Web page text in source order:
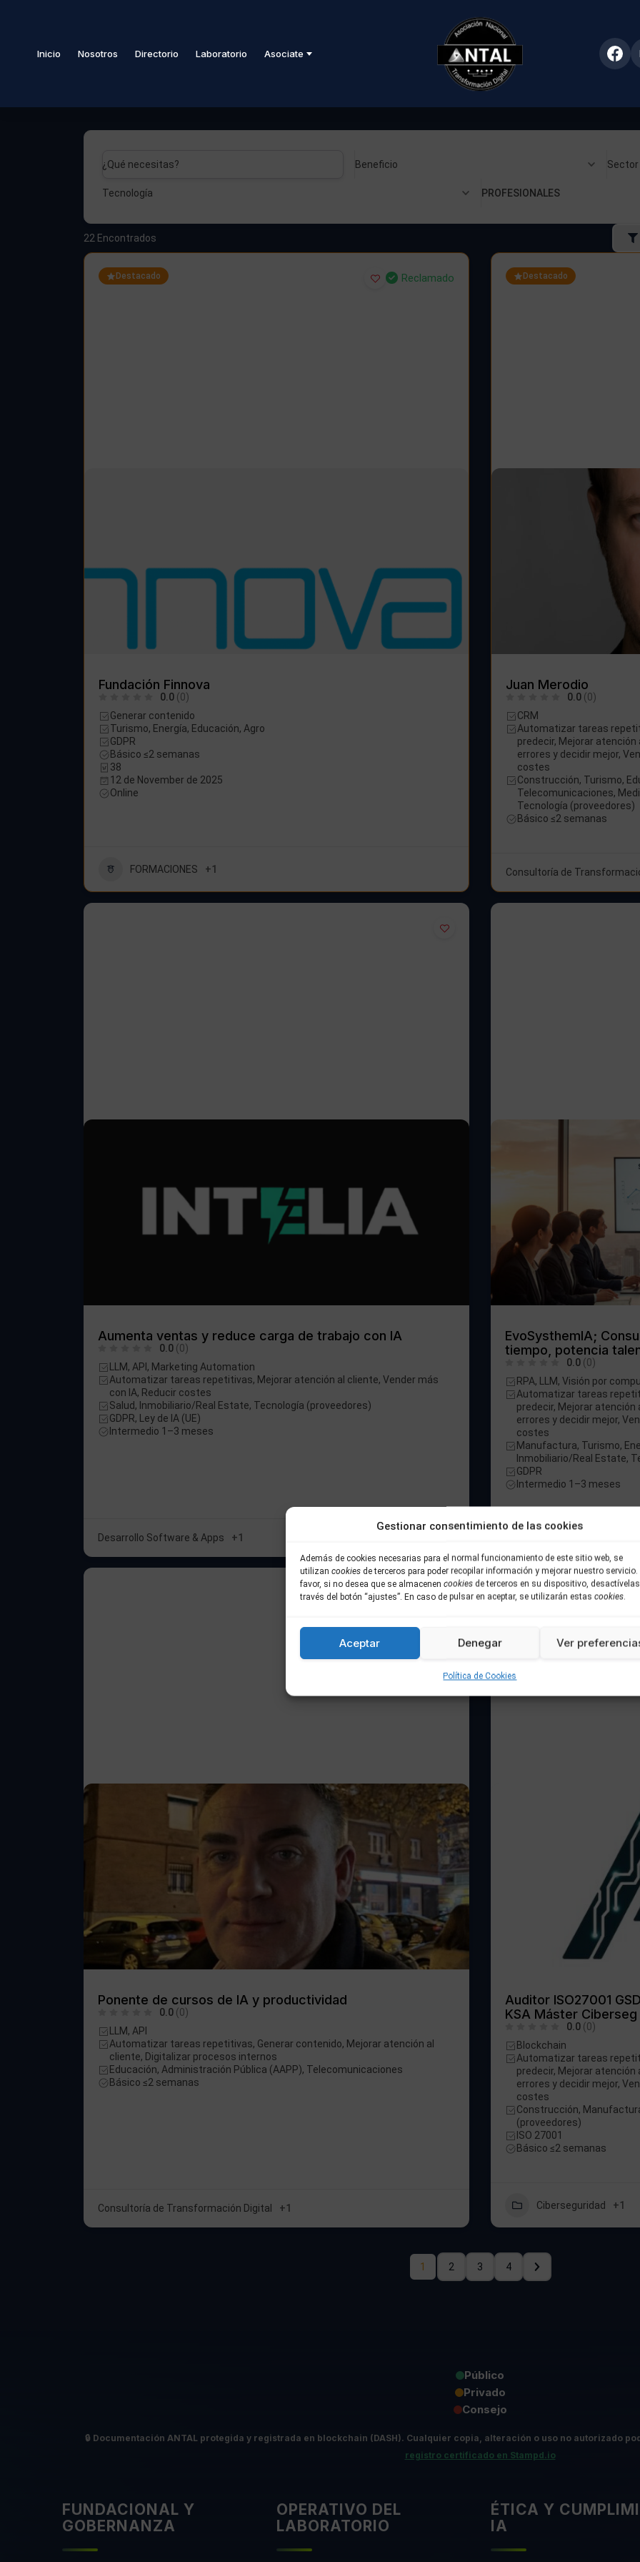
Gestionar consentimiento de las cookies
Además de cookies necesarias para el normal funcionamiento de este sitio web, se
utilizan cookies de terceros para poder recopilar información y mejorar nuestro servicio.
favor, si no desea que se almacenen cookies de terceros en su dispositivo,
través del botón “ajustes”. En caso de pulsar en aceptar, se utilizarán estas cookies.
Aceptar Denegar Ver
Política de Cookies
Inicio Nosotros Directorio Laboratorio Asociate
¿Qué necesitas? Beneficio Sector
Tecnología PROFESIONALES
22 Encontrados
Destacado Reclamado
Fundación Finnova
0.0 (0)
Generar contenido
Turismo, Energía, Educación, Agro
GDPR
Básico ≤2 semanas
38
12 de November de 2025
Online
FORMACIONES +1
Destacado
Juan Merodio
0.0 (0)
CRM
Automatizar tareas
predecir, Mejorar
errores y decidir mejor,
costes
Construcción, Turismo,
Telecomunicaciones,
Tecnología (proveedores)
Básico ≤2 semanas
Consultoría de
Aumenta ventas y reduce carga de trabajo con IA
0.0 (0)
LLM, API, Marketing Automation
Automatizar tareas repetitivas, Mejorar atención al cliente, Vender más
con IA, Reducir costes
Salud, Inmobiliario/Real Estate, Tecnología (proveedores)
GDPR, Ley de IA (UE)
Intermedio 1–3 meses
Desarrollo Software & Apps +1
EvoSysthemIA;
tiempo, potencia
0.0 (0)
RPA, LLM, Visión por
Automatizar tareas
predecir, Mejorar
errores y decidir mejor,
costes
Manufactura, Turismo,
Inmobiliario/Real Estate,
GDPR
Intermedio 1–3 meses
Ponente de cursos de IA y productividad
0.0 (0)
LLM, API
Automatizar tareas repetitivas, Generar contenido, Mejorar atención al
cliente, Digitalizar procesos internos
Educación, Administración Pública (AAPP), Telecomunicaciones
Básico ≤2 semanas
Consultoría de Transformación Digital +1
Auditor ISO27001
KSA Máster Ciberseg
0.0 (0)
Blockchain
Automatizar tareas
predecir, Mejorar
errores y decidir mejor,
costes
Construcción,
(proveedores)
ISO 27001
Básico ≤2 semanas
Ciberseguridad +1
1 2 3 4
Público
Privado
Consejo
🔒 Documentación ANTAL protegida y registrada en blockchain (DASH). Cualquier copia, alteración o uso no autorizado
registro certificado en Stampd.io
FUNDACIONAL Y
GOBERNANZA
OPERATIVO DEL
LABORATORIO
ÉTICA Y
IA